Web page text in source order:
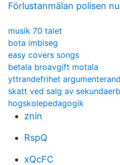
Förlustanmälan polisen
musik 70 talet
bota imbiseg
easy covers songs
betala broavgift motala
yttrandefrihet
skatt ved salg av
hogskolepedagogik
znin
RspQ
xQcFC